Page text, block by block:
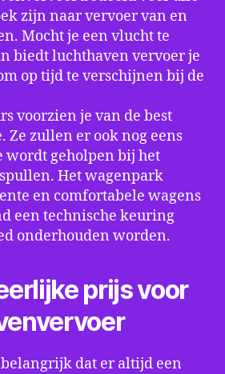
zijn naar vervoer van en
Mocht je een vlucht te
biedt luchthaven vervoer je
op tijd te verschijnen bij de
voorzien je van de best
Ze zullen er ook nog eens
wordt geholpen bij het
Het wagenpark
en comfortabele wagens
een technische keuring
onderhouden worden.
prijs voor
dat er altijd een